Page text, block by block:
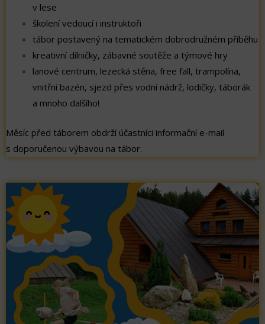
v lese
školení vedoucí i instruktoři
tábor postavený na tematickém dobrodružném příběhu
kreativní dílničky, zábavné soutěže a týmové hry
lanové centrum, lezecká stěna, free fall, trampolína,
vnitřní bazén, sjezd přes vodní nádrž, lodičky, táborák
a mnoho dalšího!
Měsíc před táborem obdrží účastníci informační e-mail
s doporučenou výbavou na tábor.